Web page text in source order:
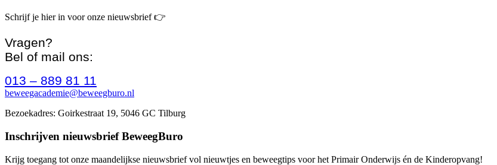
Schrijf je hier in voor onze nieuwsbrief 👉
Vragen?
Bel of mail ons:
013 – 889 81 11
beweegacademie@beweegburo.nl
Bezoekadres: Goirkestraat 19, 5046 GC Tilburg
Inschrijven nieuwsbrief BeweegBuro
Krijg toegang tot onze maandelijkse nieuwsbrief vol nieuwtjes en beweegtips voor het Primair Onderwijs én de Kinderopvang!